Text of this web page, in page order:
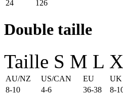
24
126
Double taille
Taille S M L
AU/NZ US/CAN EU UK
8-10
4-6 36-38 8-